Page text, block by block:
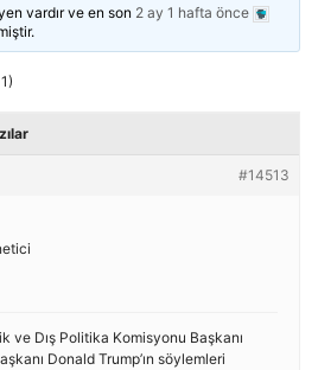
vardır ve en son 2 ay 1 hafta önce
#14513
ve Dış Politika Komisyonu Başkanı
Donald Trump’ın söylemleri